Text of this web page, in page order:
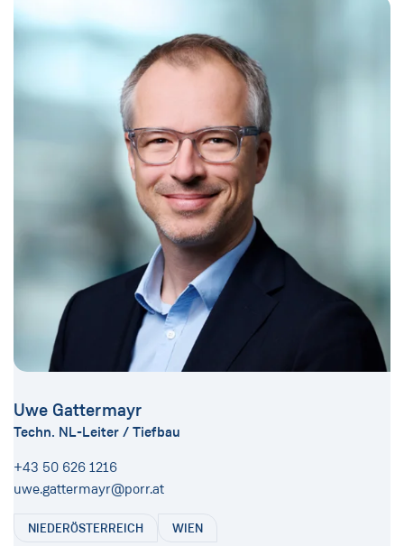
Uwe Gattermayr
Techn. NL-Leiter / Tiefbau
+43 50 626 1216
uwe.gattermayr@porr.at
NIEDERÖSTERREICH WIEN